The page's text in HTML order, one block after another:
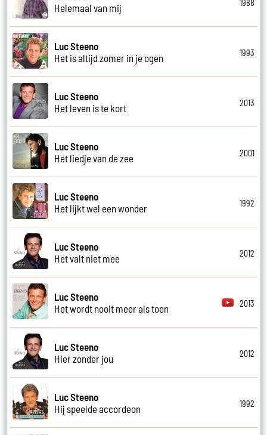
Helemaal van mij
1988
Luc Steeno
Het is altijd zomer in je ogen
1993
Luc Steeno
Het leven is te kort
2013
Luc Steeno
Het liedje van de zee
2001
Luc Steeno
Het lijkt wel een wonder
1992
Luc Steeno
Het valt niet mee
2012
Luc Steeno
Het wordt nooit meer als toen
2013
Luc Steeno
Hier zonder jou
2012
Luc Steeno
Hij speelde accordeon
1992